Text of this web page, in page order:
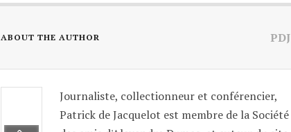
ABOUT THE AUTHOR PDJ
Journaliste, collectionneur et conférencier,
Patrick de Jacquelot est membre de la Société